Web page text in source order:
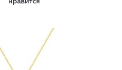
нравится